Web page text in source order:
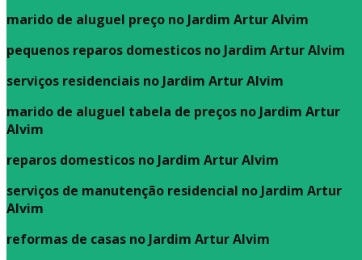
marido de aluguel preço no Jardim Artur Alvim
pequenos reparos domesticos no Jardim Artur Alvim
serviços residenciais no Jardim Artur Alvim
marido de aluguel tabela de preços no Jardim Artur
Alvim
reparos domesticos no Jardim Artur Alvim
serviços de manutenção residencial no Jardim Artur
Alvim
reformas de casas no Jardim Artur Alvim